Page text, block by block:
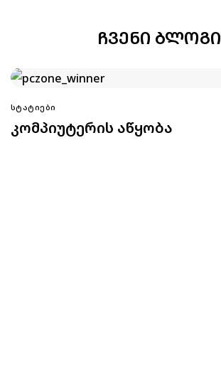
ᲩᲕᲔᲜᲘ ᲑᲚᲝᲒᲘ
ᲡᲢᲐᲢᲘᲔᲑᲘ
კომპიუტერის აწყობა